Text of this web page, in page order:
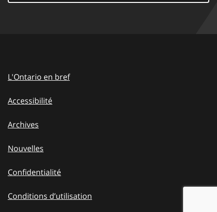
L'Ontario en bref
Accessibilité
Archives
Nouvelles
Confidentialité
Conditions d’utilisation